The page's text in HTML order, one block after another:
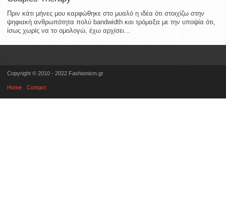
Πριν κάτι μήνες μου καρφώθηκε στο μυαλό η ιδέα ότι στοιχίζω στην
ψηφιακή ανθρωπότητα πολύ bandwidth και τρόμαξα με την υποψία ότι,
ίσως χωρίς να το ομολογώ, έχω αρχίσει...
Copyright © 2010 - 2022 Fashionism.gr
Home Contact